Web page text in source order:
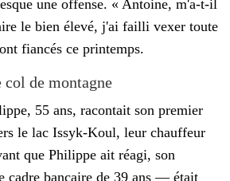
une offense. « Antoine, m'a-t-il
le bien élevé, j'ai failli vexer toute
fiancés ce printemps.
de montagne
55 ans, racontait son premier
le lac Issyk-Koul, leur chauffeur
que Philippe ait réagi, son
bancaire de 39 ans — était